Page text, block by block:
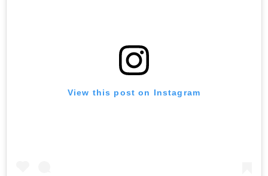
View this post on Instagram